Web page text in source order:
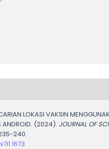
LOKASI VAKSIN
ANDROID. (2024). JOURNAL OF
240.